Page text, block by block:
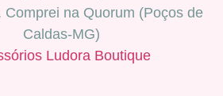
Comprei na Quorum (Poços de
Caldas-MG)
Ludora Boutique